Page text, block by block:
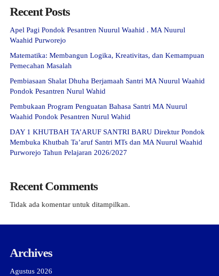
Recent Posts
Apel Pagi Pondok Pesantren Nuurul Waahid . MA Nuurul
Waahid Purworejo
Matematika: Membangun Logika, Kreativitas, dan Kemampuan
Pemecahan Masalah
Pembiasaan Shalat Dhuha Berjamaah Santri MA Nuurul Waahid
Pondok Pesantren Nurul Wahid
Pembukaan Program Penguatan Bahasa Santri MA Nuurul
Waahid Pondok Pesantren Nurul Wahid
DAY 1 KHUTBAH TA’ARUF SANTRI BARU Direktur Pondok
Membuka Khutbah Ta’aruf Santri MTs dan MA Nuurul Waahid
Purworejo Tahun Pelajaran 2026/2027
Recent Comments
Tidak ada komentar untuk ditampilkan.
Archives
Agustus 2026